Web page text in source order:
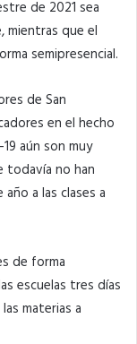
de 2021 sea
mientras que el
semipresencial.
de San
en el hecho
aún son muy
todavía no han
a las clases a
de forma
escuelas tres días
materias a